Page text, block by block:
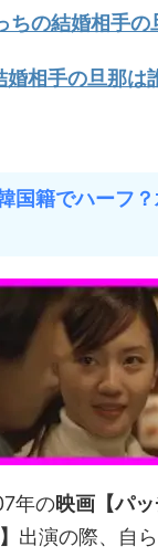
ちの結婚相手の
婚相手の旦那は
国籍でハーフ
年の映画【パッ
出演の際、自ら